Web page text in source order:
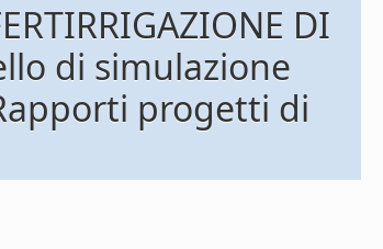
DI
di simulazione
progetti di